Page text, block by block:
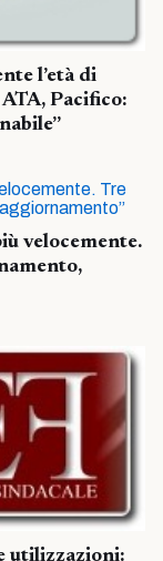
l’età di
Pacifico:
velocemente.
utilizzazioni: